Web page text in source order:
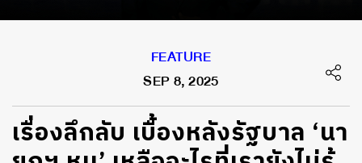
FEATURE
SEP 8, 2025
เรื่องลึกลับ เบื้องหลังรัฐบาล ‘นา